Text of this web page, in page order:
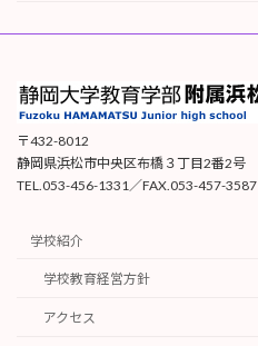
〒432-8012
静岡県浜松市中央区布橋３丁目2番2号
TEL.053-456-1331／FAX.053-457-3587
学校紹介
学校教育経営方針
アクセス